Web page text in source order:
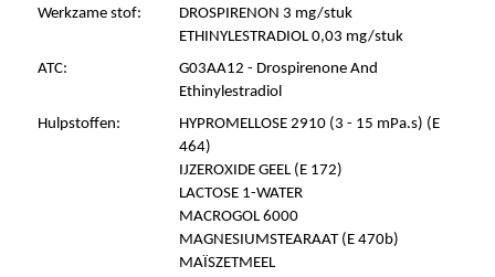
Werkzame stof:
DROSPIRENON 3 mg/stuk
ETHINYLESTRADIOL 0,03 mg/stuk
ATC:
G03AA12 - Drospirenone And
Ethinylestradiol
Hulpstoffen:
HYPROMELLOSE 2910 (3 - 15 mPa.s) (E
464)
IJZEROXIDE GEEL (E 172)
LACTOSE 1-WATER
MACROGOL 6000
MAGNESIUMSTEARAAT (E 470b)
MAÏSZETMEEL